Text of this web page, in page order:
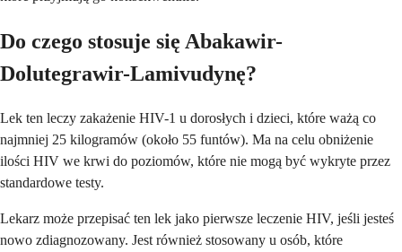
Do czego stosuje się Abakawir-
Dolutegrawir-Lamivudynę?
Lek ten leczy zakażenie HIV-1 u dorosłych i dzieci, które ważą co
najmniej 25 kilogramów (około 55 funtów). Ma na celu obniżenie
ilości HIV we krwi do poziomów, które nie mogą być wykryte przez
standardowe testy.
Lekarz może przepisać ten lek jako pierwsze leczenie HIV, jeśli jesteś
nowo zdiagnozowany. Jest również stosowany u osób, które